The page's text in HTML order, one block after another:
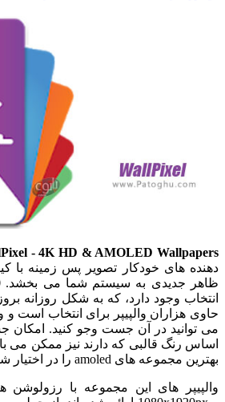
- 4K HD & AMOLED Wallpapers
انتخاب وجود دارد، که به شکل روزانه
حاوی هزاران والپیپر برای انتخاب است و
می توانید در آن جست وجو کنید. امکان
اساس رنگ قالبی که دارند نیز ممکن می
بهترین مجموعه های amoled را در اختیار شما قرار می دهد.